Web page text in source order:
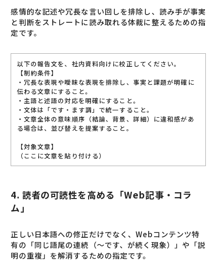
感情的な記述や冗長な言い回しを排除し、読み手が事実
と判断をストレートに読み取れる体裁に整えるための指
定です。
以下の報告文を、社内資料向けに校正してください。
【制約条件】
・冗長な表現や曖昧な表現を排除し、事実と課題が明確に
伝わる文章にすること。
・主語と述語の対応を明確にすること。
・文体は「です・ます調」で統一すること。
・文章全体の意味順序（結論、背景、詳細）に違和感があ
る場合は、並び替えを提案すること。
【対象文章】
（ここに文章を貼り付ける）
4. 読者の可読性を高める「Web記事・コラ
ム」
正しい日本語への修正だけでなく、Webコンテンツ特
有の「同じ語尾の連続（〜です、が続く現象）」や「説
明の重複」を解消するための指定です。